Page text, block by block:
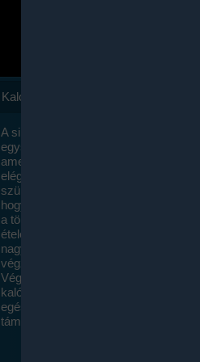
Kalóriaszámlálás
A sikeres fogyás titka valójában igen
egyszerű: égess több energiát, mint
amennyit beviszel. Természetesen
elég nagy fegyelemre és akaraterőre
szükség, de meglepődve fogod
hogy a kalóriaszámolás mennyire
a többi diétához képest. Itt nincsenek
ételek és a megengedett kalóriabevitelt
nagymértékben növelheted ha
végzel.
Végül, de nem utolsó sorban, a
kalóriaszámolás módszerét a legtöbb
egészségügyi szakorvos ajánlja és
támogatja.